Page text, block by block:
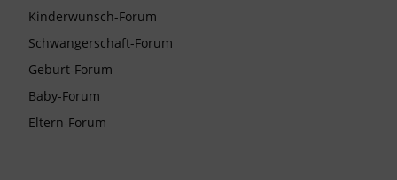
Kinderwunsch-Forum
Schwangerschaft-Forum
Geburt-Forum
Baby-Forum
Eltern-Forum